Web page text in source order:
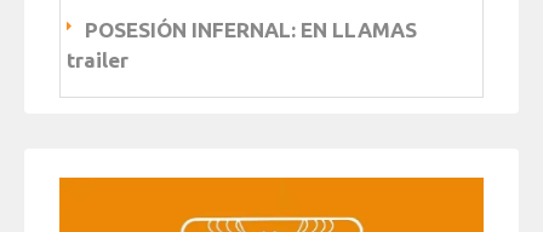
POSESIÓN INFERNAL: EN LLAMAS
trailer